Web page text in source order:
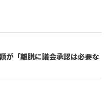
が「離脱に議会承認は必要な